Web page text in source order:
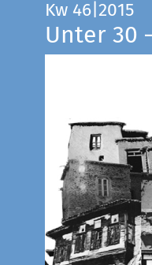
Kw 46|2015
Unter 30